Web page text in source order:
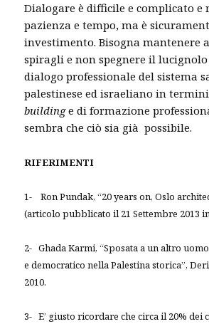
Dialogare è difficile e complicato e
pazienza e tempo, ma è
investimento. Bisogna mantenere
spiragli e non spegnere il
dialogo professionale del sistema
palestinese ed israeliano in
buildinge di formazione
sembra che ciò sia già possibile.
RIFERIMENTI
1- Ron Pundak, “20 years on, Oslo
(articolo pubblicato il 21 Settembre 2013
2- Ghada Karmi, “Sposata a un altro
e democratico nella Palestina storica”,
2010.
3- E’ giusto ricordare che circa il 20% dei